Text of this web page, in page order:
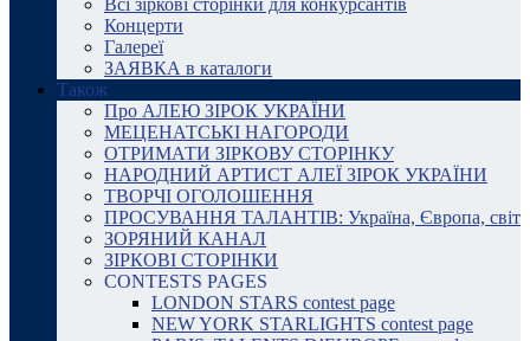
Всі зіркові сторінки для конкурсантів
Концерти
Галереї
ЗАЯВКА в каталоги
Також
Про АЛЕЮ ЗІРОК УКРАЇНИ
МЕЦЕНАТСЬКІ НАГОРОДИ
ОТРИМАТИ ЗІРКОВУ СТОРІНКУ
НАРОДНИЙ АРТИСТ АЛЕЇ ЗІРОК УКРАЇНИ
ТВОРЧІ ОГОЛОШЕННЯ
ПРОСУВАННЯ ТАЛАНТІВ: Україна, Європа, світ
ЗОРЯНИЙ КАНАЛ
ЗІРКОВІ СТОРІНКИ
CONTESTS PAGES
LONDON STARS contest page
NEW YORK STARLIGHTS contest page